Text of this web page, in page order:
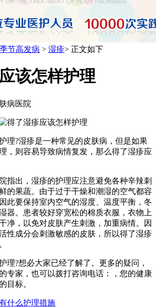
季节高发病 > 湿疹> 正文如下
该怎样护理
病医院
理?湿疹是一种常见的皮肤病，但是如果
，则容易导致病情复发，那么得了湿疹应
指出，湿疹的护理应注意避免各种辛辣刺
的果蔬。由于过于干燥和潮湿的空气都容
此要保持室内空气的湿度、温度平衡，冬
器。患者较好穿宽松的棉质衣服，衣物上
净，以免对皮肤产生刺激，加重病情。因
性成分会刺激敏感的皮肤，所以得了湿疹
理?想必大家已经了解了。更多的疑问，
专家，也可以拨打咨询电话：，您的健康
目标。
什么护理措施